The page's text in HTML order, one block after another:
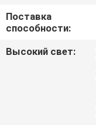
POLICY
Поставка
способности:
Высокий свет: